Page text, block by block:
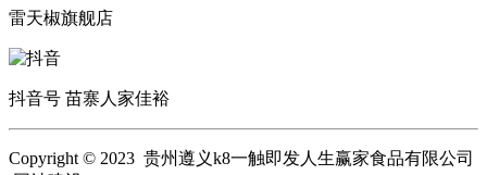
雷天椒旗舰店
抖音号 苗寨人家佳裕
Copyright © 2023 贵州遵义k8一触即发人生赢家食品有限公司